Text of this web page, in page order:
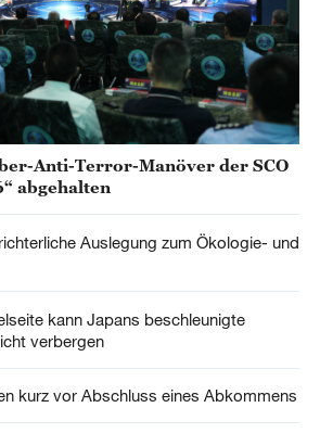
Anti-Terror-Manöver der SCO
abgehalten
Auslegung zum Ökologie- und
kann Japans beschleunigte
verbergen
kurz vor Abschluss eines Abkommens